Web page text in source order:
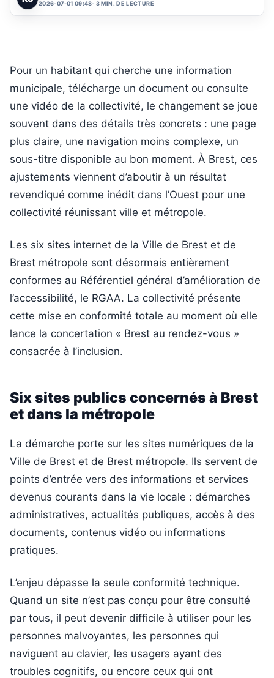
2026-07-01 09:48 3 MIN. DE LECTURE
Pour un habitant qui cherche une information
municipale, télécharge un document ou consulte
une vidéo de la collectivité, le changement se joue
souvent dans des détails très concrets : une page
plus claire, une navigation moins complexe, un
sous-titre disponible au bon moment. À Brest, ces
ajustements viennent d’aboutir à un résultat
revendiqué comme inédit dans l’Ouest pour une
collectivité réunissant ville et métropole.
Les six sites internet de la Ville de Brest et de
Brest métropole sont désormais entièrement
conformes au Référentiel général d’amélioration de
l’accessibilité, le RGAA. La collectivité présente
cette mise en conformité totale au moment où elle
lance la concertation « Brest au rendez-vous »
consacrée à l’inclusion.
Six sites publics concernés à Brest
et dans la métropole
La démarche porte sur les sites numériques de la
Ville de Brest et de Brest métropole. Ils servent de
points d’entrée vers des informations et services
devenus courants dans la vie locale : démarches
administratives, actualités publiques, accès à des
documents, contenus vidéo ou informations
pratiques.
L’enjeu dépasse la seule conformité technique.
Quand un site n’est pas conçu pour être consulté
par tous, il peut devenir difficile à utiliser pour les
personnes malvoyantes, les personnes qui
naviguent au clavier, les usagers ayant des
troubles cognitifs, ou encore ceux qui ont